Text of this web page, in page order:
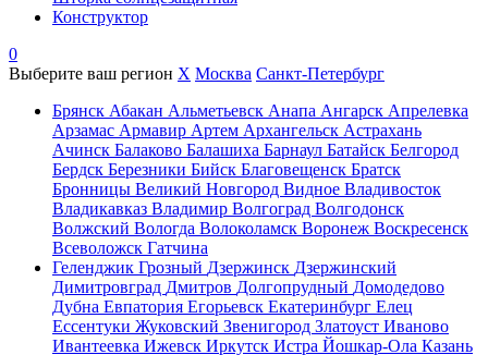
Конструктор
0
Выберите ваш регион X Москва Санкт-Петербург
Брянск Абакан Альметьевск Анапа Ангарск Апрелевка
Арзамас Армавир Артем Архангельск Астрахань
Ачинск Балаково Балашиха Барнаул Батайск Белгород
Бердск Березники Бийск Благовещенск Братск
Бронницы Великий Новгород Видное Владивосток
Владикавказ Владимир Волгоград Волгодонск
Волжский Вологда Волоколамск Воронеж Воскресенск
Всеволожск Гатчина
Геленджик Грозный Дзержинск Дзержинский
Димитровград Дмитров Долгопрудный Домодедово
Дубна Евпатория Егорьевск Екатеринбург Елец
Ессентуки Жуковский Звенигород Златоуст Иваново
Ивантеевка Ижевск Иркутск Истра Йошкар-Ола Казань